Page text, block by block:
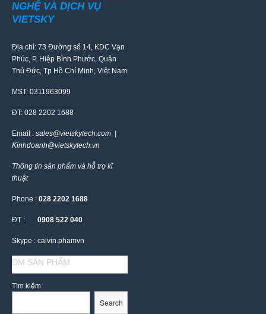
NGHỆ VÀ DỊCH VỤ
VIETSKY
Địa chỉ: 73 Đường số 14, KDC Vạn
Phúc, P. Hiệp Bình Phước, Quận
Thủ Đức, Tp Hồ Chí Minh, Việt Nam
MST: 0311963099
ĐT: 028 2202 1688
Email : sales@vietskytech.com |
Kinhdoanh@vietskytech.vn
Thông tin sản phẩm và hỗ trợ kĩ
thuật
Phone : 028 2202 1688
ĐT : 0908 522 040
Skype : calvin.phamvn
DM SAN PHẨM
Tìm kiếm
Search